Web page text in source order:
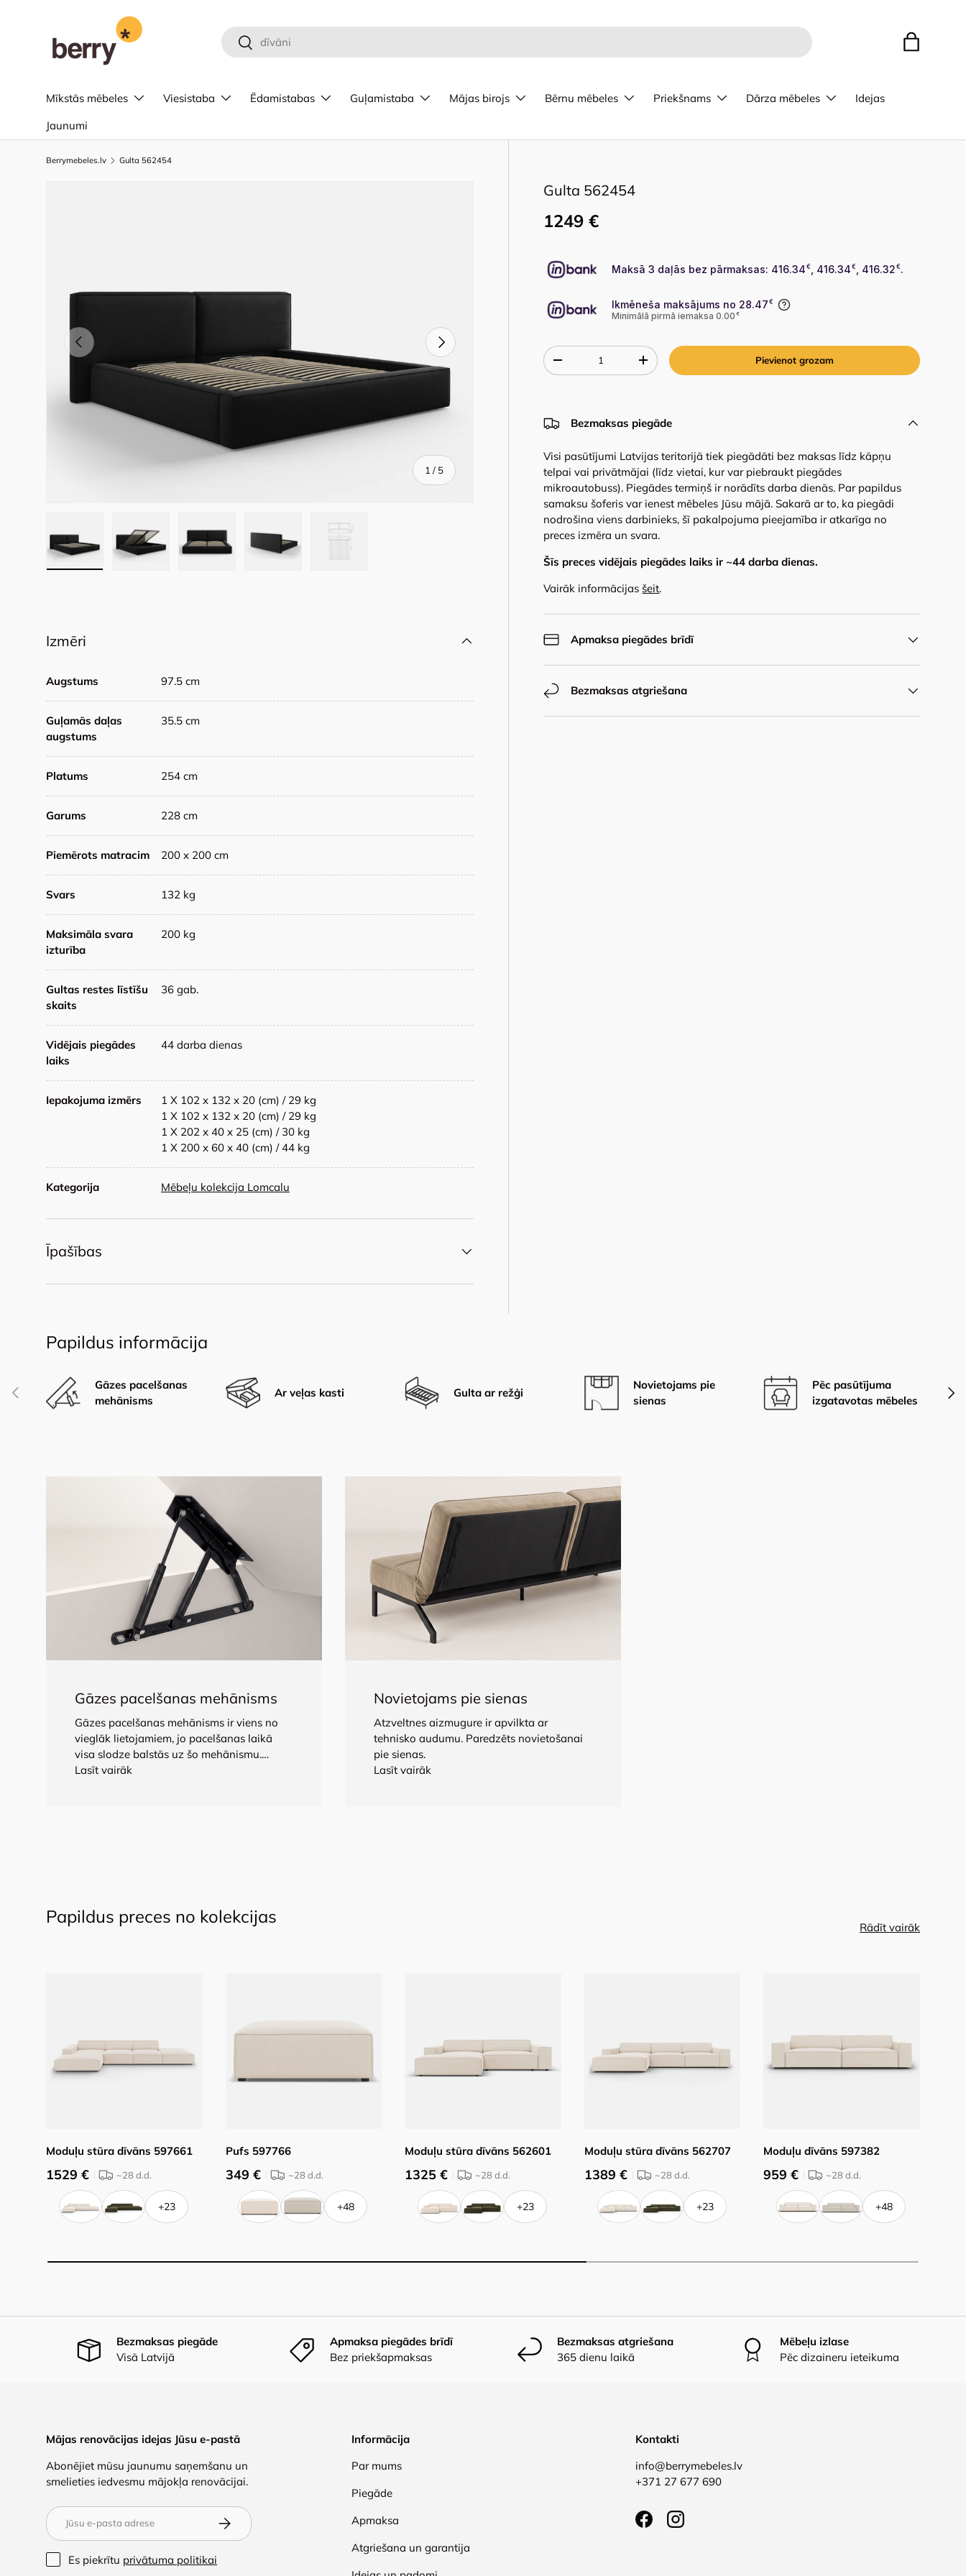
Pāriet uz saturu
Meklēt
Meklēt
Bag
Mīkstās mēbeles Viesistaba Ēdamistabas Guļamistaba Mājas birojs Bērnu mēbeles Priekšnams Dārza mēbeles
Idejas
Jaunumi
Berrymebeles.lv Gulta 562454
Previous
1 / of
5
Next
Gulta 562454
1249 €
Maksā 3 daļās bez pārmaksas: 416.34 € , 416.34 € , 416.32 € .
Ikmēneša maksājums no 28.47 €
Minimālā pirmā iemaksa 0.00 €
Qty
-
+ Pievienot grozam
Bezmaksas piegāde
Visi pasūtījumi Latvijas teritorijā tiek piegādāti bez maksas līdz kāpņu
telpai vai privātmājai (līdz vietai, kur var piebraukt piegādes
mikroautobuss). Piegādes termiņš ir norādīts darba dienās. Par papildus
samaksu šoferis var ienest mēbeles Jūsu mājā. Sakarā ar to, ka piegādi
nodrošina viens darbinieks, šī pakalpojuma pieejamība ir atkarīga no
preces izmēra un svara.
Šīs preces vidējais piegādes laiks ir ~44 darba dienas.
Vairāk informācijas šeit.
Apmaksa piegādes brīdī
Bezmaksas atgriešana
Izmēri
Augstums 97.5 cm
Guļamās daļas
augstums
35.5 cm
Platums 254 cm
Garums 228 cm
Piemērots matracim 200 x 200 cm
Svars 132 kg
Maksimāla svara
izturība
200 kg
Gultas restes līstīšu
skaits
36 gab.
Vidējais piegādes
laiks
44 darba dienas
Iepakojuma izmērs
1 X 102 x 132 x 20 (cm) / 29 kg
1 X 102 x 132 x 20 (cm) / 29 kg
1 X 202 x 40 x 25 (cm) / 30 kg
1 X 200 x 60 x 40 (cm) / 44 kg
Kategorija Mēbeļu kolekcija Lomcalu
Īpašības
Papildus informācija
Iepriekšējais
Gāzes pacelšanas
mehānisms
Ar veļas kasti Gulta ar režģi
Novietojams pie
sienas
Pēc pasūtījuma
izgatavotas mēbeles
Gāzes pacelšanas mehānisms
Gāzes pacelšanas mehānisms ir viens no
vieglāk lietojamiem, jo ​​pacelšanas laikā
visa slodze balstās uz šo mehānismu.
Pacelšanas mehānisma jaudu nodrošina
Lasīt vairāk
Novietojams pie sienas
Atzveltnes aizmugure ir apvilkta ar
tehnisko audumu. Paredzēts novietošanai
pie sienas.
Lasīt vairāk
Papildus preces no kolekcijas
Rādīt vairāk
Moduļu stūra dīvāns 597661
1529 € ~28 d.d.
+23
Pufs 597766
349 € ~28 d.d.
+48
Moduļu stūra dīvāns 562601
1325 € ~28d.d.
+23
Moduļu stūra dīvāns 562707
1389 € ~28 d.d.
+23
Moduļu dīvāns 597382
959 € ~28d.d.
+48
Bezmaksas piegāde
Visā Latvijā
Apmaksa piegādes brīdī
Bez priekšapmaksas
Bezmaksas atgriešana
365 dienu laikā
Mēbeļu izlase
Pēc dizaineru ieteikuma
Mājas renovācijas idejas Jūsu e-pastā
Abonējiet mūsu jaunumu saņemšanu un
smelieties iedvesmu mājokļa renovācijai.
E-pasts
Abonēt
Es piekrītu privātuma politikai
Informācija
Par mums
Piegāde
Apmaksa
Atgriešana un garantija
Kontakti
info@berrymebeles.lv
+371 27 677 690
FacebookInstagram